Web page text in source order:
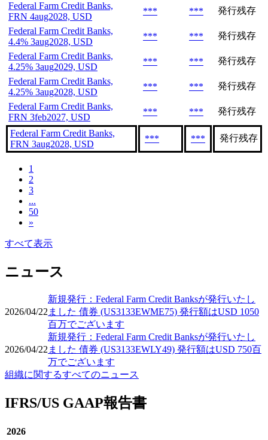
Federal Farm Credit Banks,
FRN 4aug2028, USD
*** ***
発行残存
Federal Farm Credit Banks,
4.4% 3aug2028, USD
*** ***
発行残存
Federal Farm Credit Banks,
4.25% 3aug2029, USD
*** ***
発行残存
Federal Farm Credit Banks,
4.25% 3aug2028, USD
*** ***
発行残存
Federal Farm Credit Banks,
FRN 3feb2027, USD
*** *** 発行残存
Federal Farm Credit Banks,
FRN 3aug2028, USD
*** *** 発行残存
1
2
3
...
50
»
すべて表示
ニュース
2026/04/22
新規発行：Federal Farm Credit Banksが発行いたし
ました 債券 (US3133EWME75) 発行額はUSD 1050
百万でございます
2026/04/22
新規発行：Federal Farm Credit Banksが発行いたし
ました 債券 (US3133EWLY49) 発行額はUSD 750百
万でございます
組織に関するすべてのニュース
IFRS/US GAAP報告書
2026